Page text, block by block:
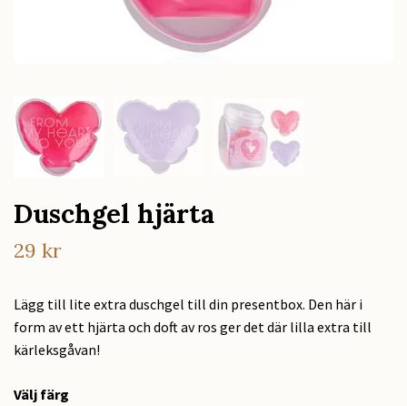
Duschgel hjärta
29 kr
Lägg till lite extra duschgel till din presentbox. Den här i
form av ett hjärta och doft av ros ger det där lilla extra till
kärleksgåvan!
Välj färg